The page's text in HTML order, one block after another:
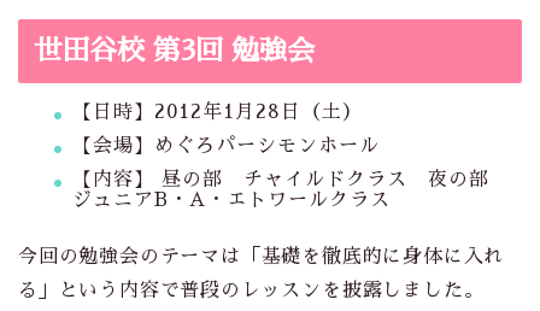
世田谷校 第3回 勉強会
【日時】2012年1月28日（土）
【会場】めぐろパーシモンホール
【内容】 昼の部 チャイルドクラス 夜の部
ジュニアB・A・エトワールクラス
今回の勉強会のテーマは「基礎を徹底的に身体に入れ
る」という内容で普段のレッスンを披露しました。